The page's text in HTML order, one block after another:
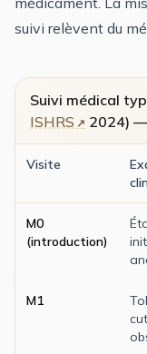
suivi relèvent du
Suivi médical
ISHRS
2024)
Visite
M0
(introduction)
M1